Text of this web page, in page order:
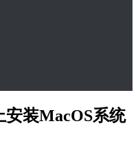
装MacOS系统